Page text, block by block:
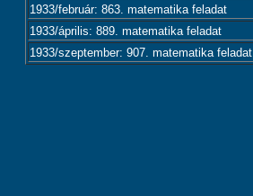
1933/február: 863. matematika feladat
1933/április: 889. matematika feladat
1933/szeptember: 907. matematika feladat